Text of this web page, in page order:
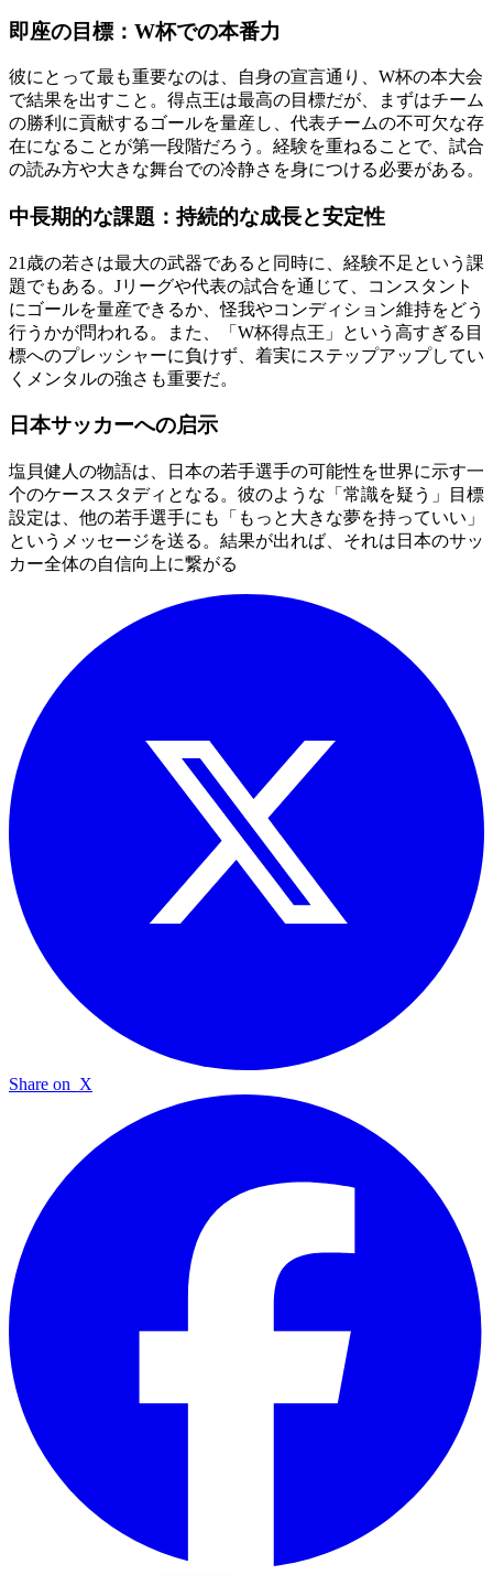
即座の目標：W杯での本番力
彼にとって最も重要なのは、自身の宣言通り、W杯の本大会
で結果を出すこと。得点王は最高の目標だが、まずはチーム
の勝利に貢献するゴールを量産し、代表チームの不可欠な存
在になることが第一段階だろう。経験を重ねることで、試合
の読み方や大きな舞台での冷静さを身につける必要がある。
中長期的な課題：持続的な成長と安定性
21歳の若さは最大の武器であると同時に、経験不足という課
題でもある。Jリーグや代表の試合を通じて、コンスタント
にゴールを量産できるか、怪我やコンディション維持をどう
行うかが問われる。また、「W杯得点王」という高すぎる目
標へのプレッシャーに負けず、着実にステップアップしてい
くメンタルの強さも重要だ。
日本サッカーへの启示
塩貝健人の物語は、日本の若手選手の可能性を世界に示す一
个のケーススタディとなる。彼のような「常識を疑う」目標
設定は、他の若手選手にも「もっと大きな夢を持っていい」
というメッセージを送る。結果が出れば、それは日本のサッ
カー全体の自信向上に繋がる
Share on X